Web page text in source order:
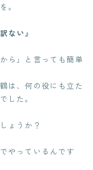
。
ない』
ら」と言っても簡単
は、何の役にも立た
した。
ょうか？
やっているんです